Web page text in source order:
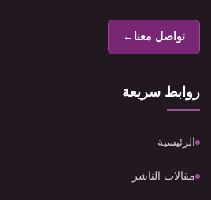
تواصل معنا←
روابط سريعة
الرئيسية
مقالات الناشر